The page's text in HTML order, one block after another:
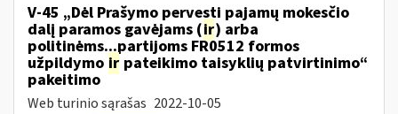
V-45 „Dėl Prašymo pervesti pajamų mokesčio
dalį paramos gavėjams (ir) arba
politinėms...partijoms FR0512 formos
užpildymo ir pateikimo taisyklių patvirtinimo“
pakeitimo
Web turinio sąrašas 2022-10-05